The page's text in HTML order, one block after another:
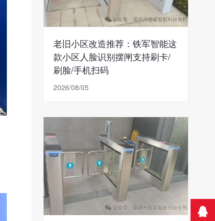
老旧小区改造推荐：铁军智能这
款小区人脸识别摆闸支持刷卡/
刷脸/手机扫码
2026/08/05